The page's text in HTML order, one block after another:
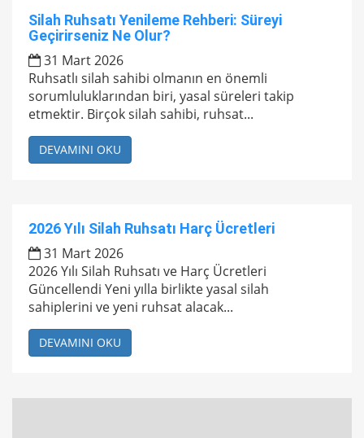
Silah Ruhsatı Yenileme Rehberi: Süreyi
Geçirirseniz Ne Olur?
31 Mart 2026
Ruhsatlı silah sahibi olmanın en önemli
sorumluluklarından biri, yasal süreleri takip
etmektir. Birçok silah sahibi, ruhsat...
DEVAMINI OKU
2026 Yılı Silah Ruhsatı Harç Ücretleri
31 Mart 2026
2026 Yılı Silah Ruhsatı ve Harç Ücretleri
Güncellendi Yeni yılla birlikte yasal silah
sahiplerini ve yeni ruhsat alacak...
DEVAMINI OKU